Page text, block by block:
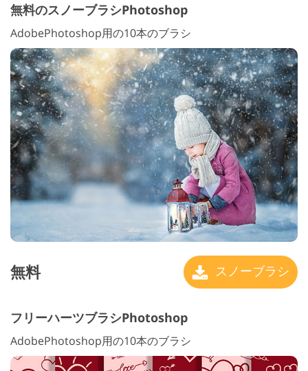
無料のスノーブラシPhotoshop
AdobePhotoshop用の10本のブラシ
無料 スノーブラシ
フリーハーツブラシPhotoshop
AdobePhotoshop用の10本のブラシ